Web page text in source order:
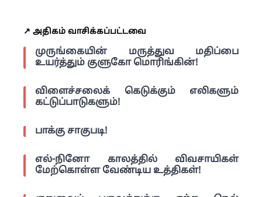
↗️ அதிகம் வாசிக்கப்பட்டவை
முருங்கையின் மருத்துவ மதிப்பை
உயர்த்தும் குளுகோ மொரிங்கின்!
விளைச்சலைக் கெடுக்கும் எலிகளும்
கட்டுப்பாடுகளும்!
பாக்கு சாகுபடி!
எல்-நினோ காலத்தில் விவசாயிகள்
மேற்கொள்ள வேண்டிய உத்திகள்!